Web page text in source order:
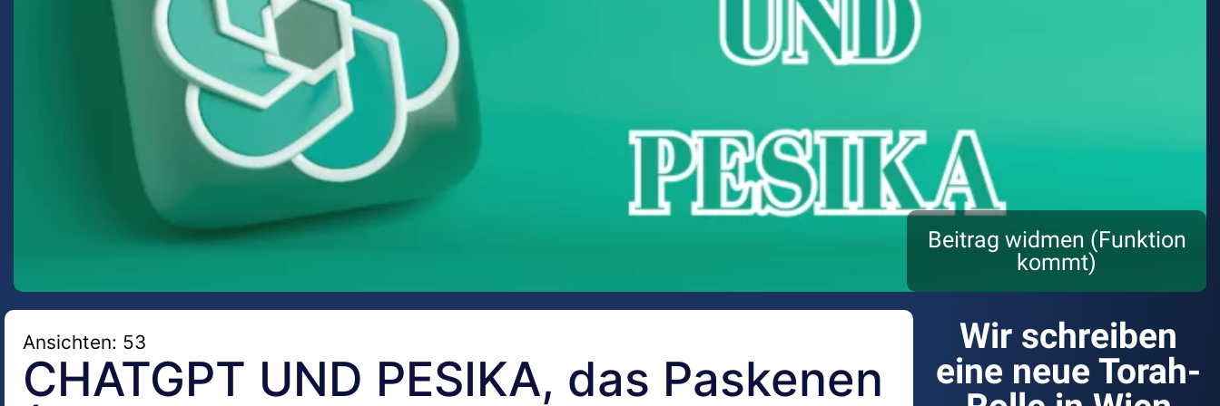
Beitrag widmen (Funktion
kommt)
Ansichten: 53
CHATGPT UND PESIKA, das Paskenen
Wir schreiben
eine neue Torah-